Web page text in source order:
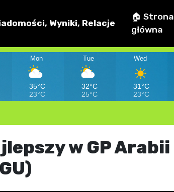
Wyniki, Relacje
🏠 Strona
główna
Mon
35°C
23°C
Tue
32°C
25°C
Wed
31°C
23°C
w GP Arabii